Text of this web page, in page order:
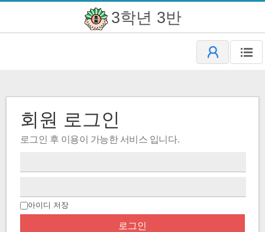
3학년 3반
회원 로그인
로그인 후 이용이 가능한 서비스 입니다.
아이디 저장
로그인